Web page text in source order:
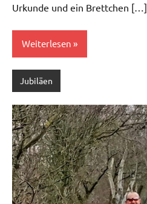
Urkunde und ein Brettchen […]
Weiterlesen
Jubiläen